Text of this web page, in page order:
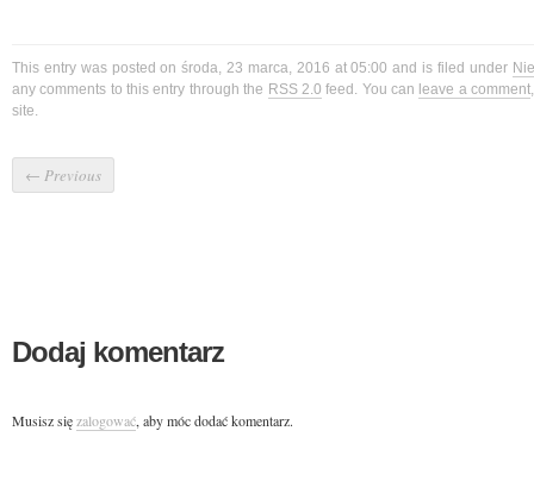
This entry was posted on środa, 23 marca, 2016 at 05:00 and is filed under
any comments to this entry through the RSS 2.0 feed. You can leave a comment
site.
← Previous
Dodaj komentarz
Musisz sięzalogować, aby móc dodać komentarz.